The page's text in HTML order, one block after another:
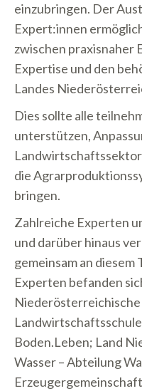
einzubringen. Der
Expert:innen
zwischen praxisnaher
Expertise und den
Landes
Dies sollte alle
unterstützen,
die
bringen.
Zahlreiche Experten
und darüber hinaus
gemeinsam an
Experten befanden
Boden.Leben; Land
Wasser – Abteilung